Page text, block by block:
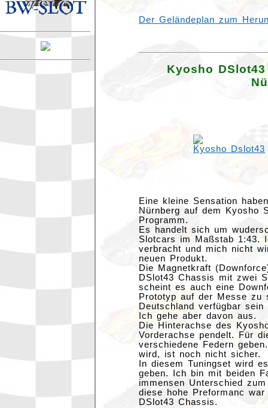
Der Geländeplan zum
Kyosho
Eine kleine Sensation
Nürnberg auf dem Kyosho
Programm.
Es handelt sich um
Slotcars im Maßstab 1:43.
verbracht und mich nicht
neuen Produkt.
Die Magnetkraft
DSlot43 Chassis mit zwei
scheint es auch eine
Prototyp auf der Messe zu
Deutschland verfügbar
Ich gehe aber davon aus.
Die Hinterachse des
Vorderachse pendelt. Für
verschiedene Federn
wird, ist noch nicht sicher.
In diesem Tuningset wird
geben. Ich bin mit beiden
immensen Unterschied
diese hohe Preformanc
DSlot43 Chassis.